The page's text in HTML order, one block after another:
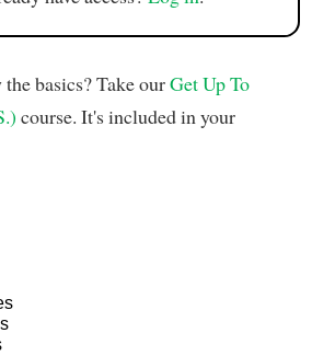
basics? Take ourGet Up To
course. It's included in your